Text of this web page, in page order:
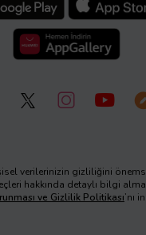
verilerinizin gizliliğini
hakkında detaylı bilgi
ve Gizlilik Politikası’nı